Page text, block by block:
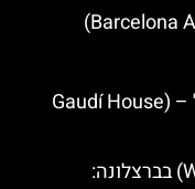
ביתו הפרטי של גאודי בפארק גואל – (Gaudí House
מוזיאון הארנב הלבן (White Rabbit) בברצלונה: